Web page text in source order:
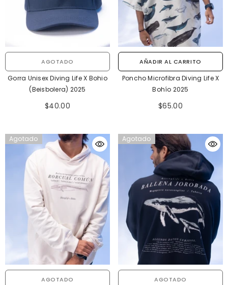
AGOTADO
Gorra Unisex Diving Life X Bohio
(Beisbolera) 2025
$40.00
AÑADIR AL CARRITO
Poncho Microfibra Diving Life X
Bohío 2025
$65.00
Agotado
AGOTADO
Agotado
AGOTADO